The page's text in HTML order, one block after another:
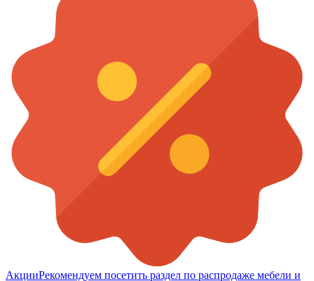
АкцииРекомендуем посетить раздел по распродаже мебели и